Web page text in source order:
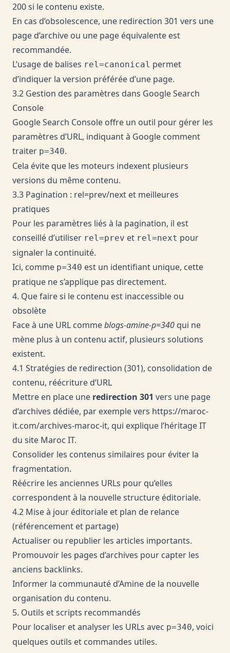
200 si le contenu existe.
En cas d’obsolescence, une redirection 301 vers une
page d’archive ou une page équivalente est
recommandée.
L’usage de balises rel=canonical permet
d’indiquer la version préférée d’une page.
3.2 Gestion des paramètres dans Google Search
Console
Google Search Console offre un outil pour gérer les
paramètres d’URL, indiquant à Google comment
traiter p=340.
Cela évite que les moteurs indexent plusieurs
versions du même contenu.
3.3 Pagination : rel=prev/next et meilleures
pratiques
Pour les paramètres liés à la pagination, il est
conseillé d’utiliser rel=prev et rel=next pour
signaler la continuité.
Ici, comme p=340 est un identifiant unique, cette
pratique ne s’applique pas directement.
4. Que faire si le contenu est inaccessible ou
obsolète
Face à une URL commeblogs-amine-p=340 qui ne
mène plus à un contenu actif, plusieurs solutions
existent.
4.1 Stratégies de redirection (301), consolidation de
contenu, réécriture d’URL
Mettre en place une redirection 301 vers une page
d’archives dédiée, par exemple vers https://maroc-
it.com/archives-maroc-it, qui explique l’héritage IT
du site Maroc IT.
Consolider les contenus similaires pour éviter la
fragmentation.
Réécrire les anciennes URLs pour qu’elles
correspondent à la nouvelle structure éditoriale.
4.2 Mise à jour éditoriale et plan de relance
(référencement et partage)
Actualiser ou republier les articles importants.
Promouvoir les pages d’archives pour capter les
anciens backlinks.
Informer la communauté d’Amine de la nouvelle
organisation du contenu.
5. Outils et scripts recommandés
Pour localiser et analyser les URLs avec p=340, voici
quelques outils et commandes utiles.